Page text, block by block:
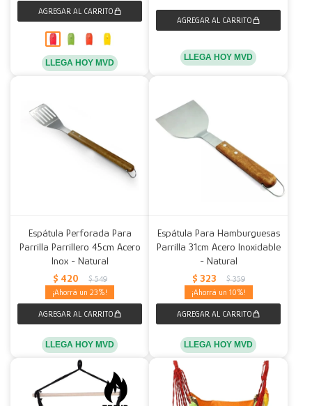
LLEGA HOY MVD
LLEGA HOY MVD
Espátula Perforada Para
Parrilla Parrillero 45cm Acero
Inox - Natural
$ 420 $ 549
23
LLEGA HOY MVD
Espátula Para Hamburguesas
Parrilla 31cm Acero Inoxidable
- Natural
$ 323 $ 359
10
LLEGA HOY MVD